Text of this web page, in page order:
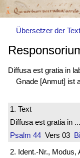
Übersetzer der
Diffusa est gratia in
Gnade [Anmut] ist
1. Text
Diffusa est gratia in ...
Psalm 44 Vers 03
2. Ident.-Nr., Modus,